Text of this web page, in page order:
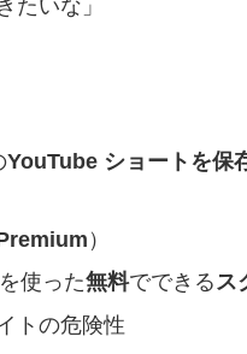
たいな」
YouTube ショートを保
）
使った無料でできるス
トの危険性